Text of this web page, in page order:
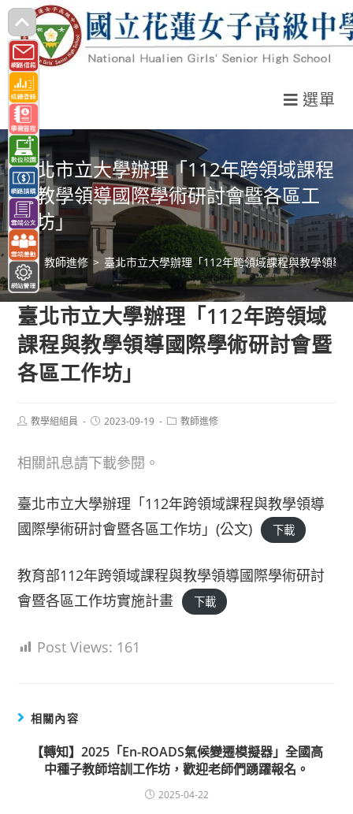
跳
轉
至
主
要
內
容
選單
臺北市立大學辦理「112年跨領域課程
與教學領導國際學術研討會暨各區工
作坊」
> 教師進修 > 臺北市立大學辦理「112年跨領域課程與教學領導
臺北市立大學辦理「112年跨領域
課程與教學領導國際學術研討會暨
各區工作坊」
Post教學組組員
Post2023-09-19
Post教師進修
相關訊息請下載參閱。
臺北市立大學辦理「112年跨領域課程與教學領導
國際學術研討會暨各區工作坊」(公文)
下載
教育部112年跨領域課程與教學領導國際學術研討
會暨各區工作坊實施計畫
下載
Post Views: 161
相關內容
【轉知】2025「En-ROADS氣候變遷模擬器」全國高
中種子教師培訓工作坊，歡迎老師們踴躍報名。
2025-04-22